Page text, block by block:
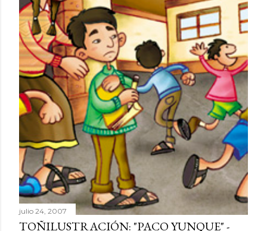
julio 24, 2007
TOÑILUSTRACIÓN: "PACO YUNQUE" -